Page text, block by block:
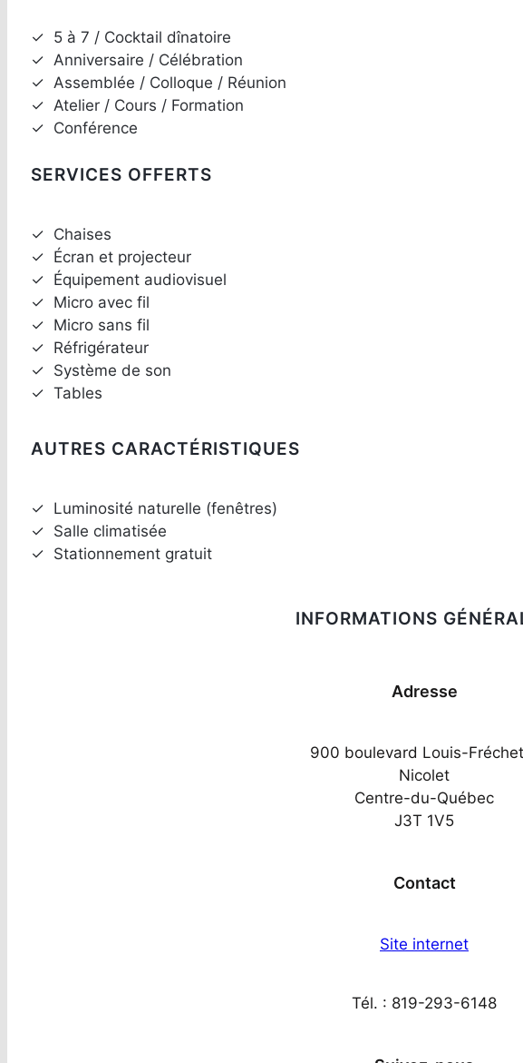
✓ 5 à 7 / Cocktail dînatoire
✓ Anniversaire / Célébration
✓ Assemblée / Colloque / Réunion
✓ Atelier / Cours / Formation
✓ Conférence
SERVICES OFFERTS
✓ Chaises
✓ Écran et projecteur
✓ Équipement audiovisuel
✓ Micro avec fil
✓ Micro sans fil
✓ Réfrigérateur
✓ Système de son
✓ Tables
AUTRES CARACTÉRISTIQUES
✓ Luminosité naturelle (fenêtres)
✓ Salle climatisée
✓ Stationnement gratuit
INFORMATIONS
Adresse
900 boulevard Louis-
Nicolet
Centre-du-Québec
J3T 1V5
Contact
Site internet
Tél. : 819-293-6148